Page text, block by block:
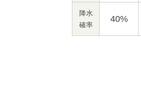
降水
確率
40%